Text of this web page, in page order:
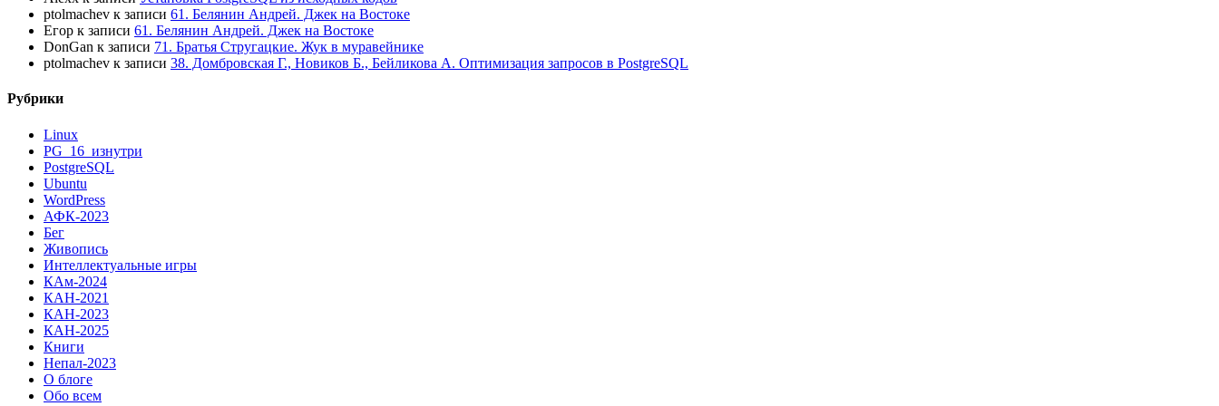
ptolmachev к записи 61. Белянин Андрей. Джек на Востоке
Егор к записи 61. Белянин Андрей. Джек на Востоке
DonGan к записи 71. Братья Стругацкие. Жук в муравейнике
ptolmachev к записи 38. Домбровская Г., Новиков Б., Бейликова А. Оптимизация запросов в PostgreSQL
Рубрики
Linux
PG_16_изнутри
PostgreSQL
Ubuntu
WordPress
АФК-2023
Бег
Живопись
Интеллектуальные игры
КАм-2024
КАН-2021
КАН-2023
КАН-2025
Книги
Непал-2023
О блоге
Обо всем